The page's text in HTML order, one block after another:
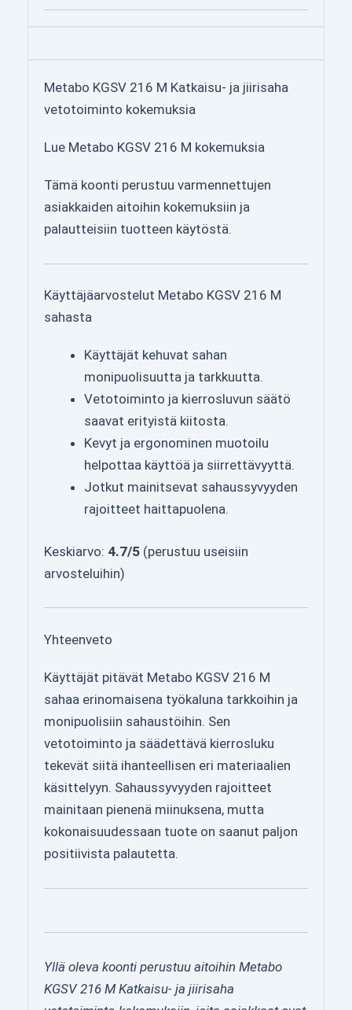
Metabo KGSV 216 M Katkaisu- ja jiirisaha
vetotoiminto kokemuksia
Lue Metabo KGSV 216 M kokemuksia
Tämä koonti perustuu varmennettujen
asiakkaiden aitoihin kokemuksiin ja
palautteisiin tuotteen käytöstä.
Käyttäjäarvostelut Metabo KGSV 216 M
sahasta
Käyttäjät kehuvat sahan
monipuolisuutta ja tarkkuutta.
Vetotoiminto ja kierrosluvun säätö
saavat erityistä kiitosta.
Kevyt ja ergonominen muotoilu
helpottaa käyttöä ja siirrettävyyttä.
Jotkut mainitsevat sahaussyvyyden
rajoitteet haittapuolena.
Keskiarvo: 4.7/5 (perustuu useisiin
arvosteluihin)
Yhteenveto
Käyttäjät pitävät Metabo KGSV 216 M
sahaa erinomaisena työkaluna tarkkoihin ja
monipuolisiin sahaustöihin. Sen
vetotoiminto ja säädettävä kierrosluku
tekevät siitä ihanteellisen eri materiaalien
käsittelyyn. Sahaussyvyyden rajoitteet
mainitaan pienenä miinuksena, mutta
kokonaisuudessaan tuote on saanut paljon
positiivista palautetta.
Yllä oleva koonti perustuu aitoihin Metabo
KGSV 216 M Katkaisu- ja jiirisaha